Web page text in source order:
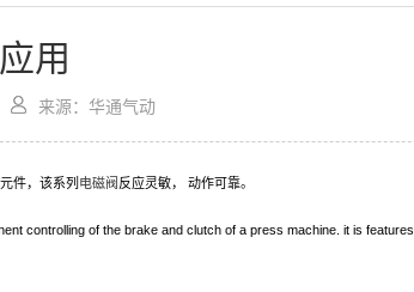
用
来源：华通气动
件，该系列 电磁阀 反应灵敏， 动作可靠。
controlling of the brake and clutch of a press machine. it is features